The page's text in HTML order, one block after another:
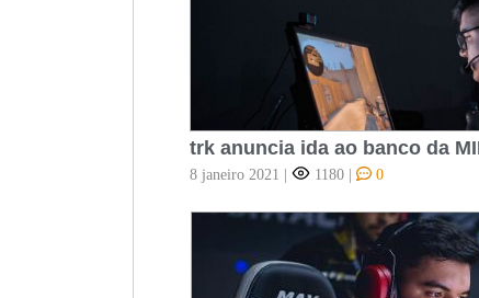
trk anuncia ida ao banco da
8 janeiro 2021 | 1180 | 0